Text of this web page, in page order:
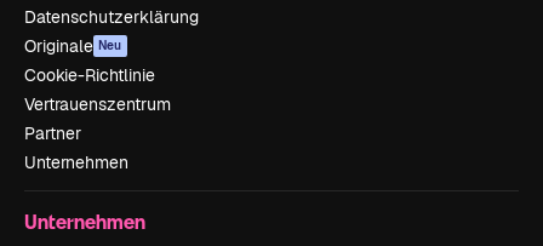
Datenschutzerklärung
Originale Neu
Cookie-Richtlinie
Vertrauenszentrum
Partner
Unternehmen
Unternehmen